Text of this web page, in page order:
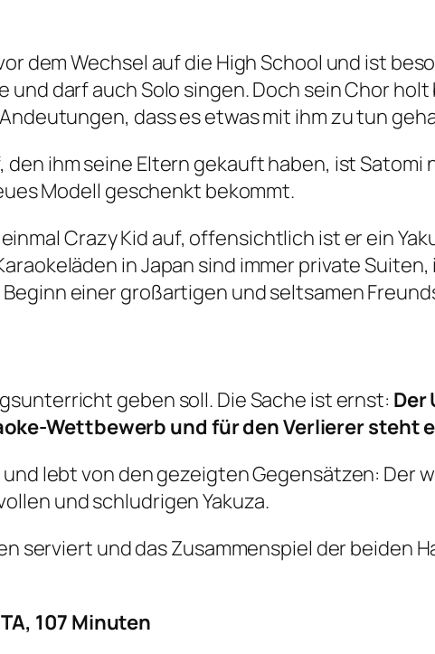
dem Wechsel auf die High School und ist
darf auch Solo singen. Doch sein Chor
dass es etwas mit ihm zu tun
ihm seine Eltern gekauft haben, ist Satomi
Modell geschenkt bekommt.
Crazy Kid auf, offensichtlich ist er ein
in Japan sind immer private
einer großartigen und seltsamen
geben soll. Die Sache ist ernst: Der
Wettbewerb und für den Verlierer steht
und lebt von den gezeigten Gegensätzen: Der
und schludrigen Yakuza.
serviert und das Zusammenspiel der beiden
107 Minuten